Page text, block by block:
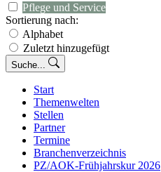
Pflege und Service
Sortierung nach:
Alphabet
Zuletzt hinzugefügt
Suche...
Start
Themenwelten
Stellen
Partner
Termine
Branchenverzeichnis
PZ/AOK-Frühjahrskur 2026